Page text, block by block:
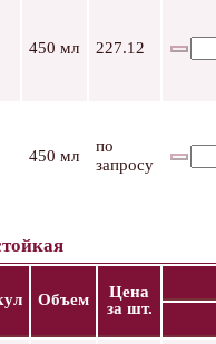
450 мл 227.12
450 мл
по
запросу
Объем
Цена
за шт.